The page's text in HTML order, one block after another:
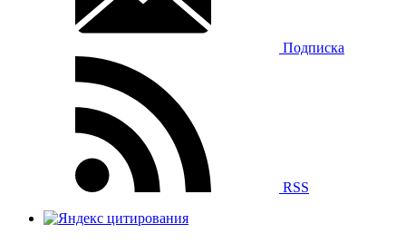
Подписка
RSS